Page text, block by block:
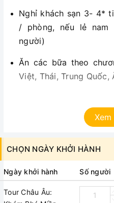
Nghỉ khách sạn 3- 4*
/ phòng, nếu lẻ
người)
Ăn các bữa theo
Việt, Thái, Trung Quốc,
Lệ phí thăm quan
Công viên Parc Guell
Cung điện Pena
Hướng dẫn viên
Xem
CHỌN NGÀY KHỞI HÀNH
Ngày khởi hành Số người
Tour Châu Âu: